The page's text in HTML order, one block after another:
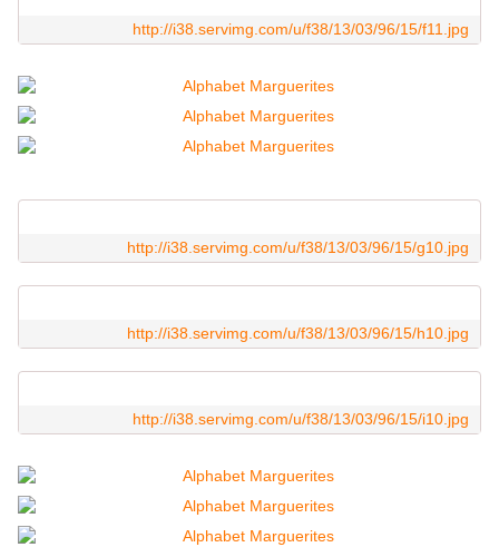
http://i38.servimg.com/u/f38/13/03/96/15/f11.jpg
http://i38.servimg.com/u/f38/13/03/96/15/g10.jpg
http://i38.servimg.com/u/f38/13/03/96/15/h10.jpg
http://i38.servimg.com/u/f38/13/03/96/15/i10.jpg